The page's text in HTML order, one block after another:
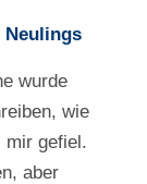
Neulings
wurde
wie
mir gefiel.
aber